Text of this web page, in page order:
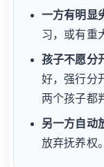
一方有明显
习，或有重
孩子不愿分
好，强行分
两个孩子都
另一方自动
放弃抚养权。